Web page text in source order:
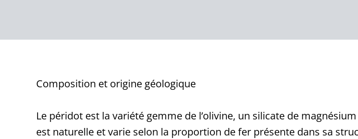
Composition et origine géologique
Le péridot est la variété gemme de l’olivine, un silicate de
est naturelle et varie selon la proportion de fer présente dans sa